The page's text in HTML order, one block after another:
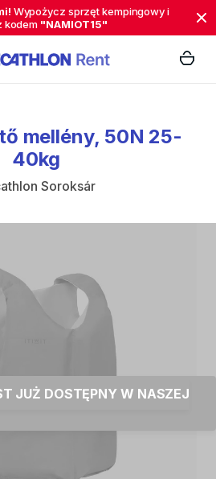
Wypożycz sprzęt kempingowy i
kodem "NAMIOT15"
mellény​,​ 50N 25-
40kg
Soroksár
JUŻ DOSTĘPNY W NASZEJ